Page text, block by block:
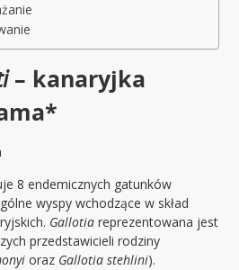
– kanaryjka
8 endemicznych gatunków
wyspy wchodzące w skład
Gallotia reprezentowana jest
przedstawicieli rodziny
oraz Gallotiastehlini).